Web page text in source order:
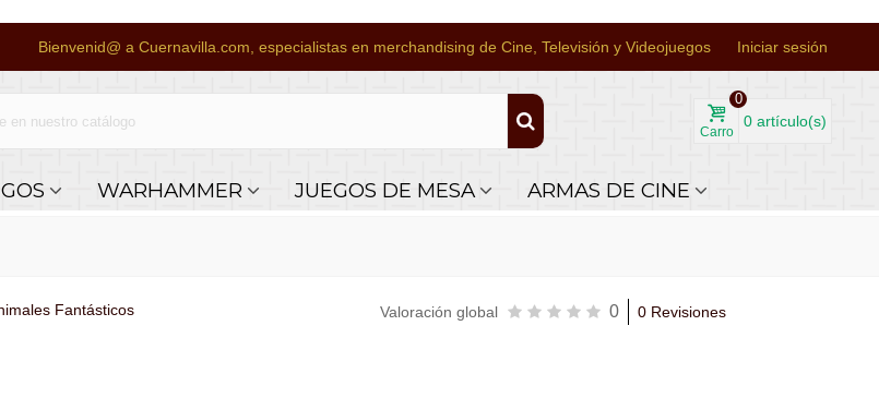
Bienvenid@ a Cuernavilla.com, especialistas en merchandising de Cine, Televisión y Videojuegos Iniciar sesión
Carro
0
0 artículo(s)
WARHAMMER JUEGOS DE MESA ARMAS DE CINE
Fantásticos
Valoración global 0 0 Revisiones